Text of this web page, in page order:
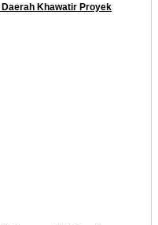
Khawatir Proyek